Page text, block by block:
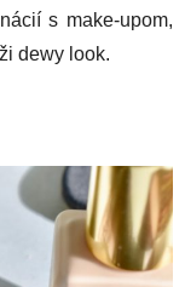
s make-upom,
dewy look.